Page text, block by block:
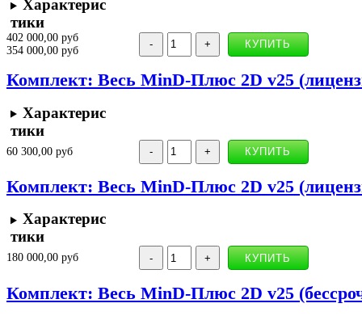
Характерис
тики
402 000,00 руб
354 000,00 руб
Комплект: Весь MinD-Плюс 2D v25
Характерис
тики
60 300,00 руб
Комплект: Весь MinD-Плюс 2D v25
Характерис
тики
180 000,00 руб
Комплект: Весь MinD-Плюс 2D v25